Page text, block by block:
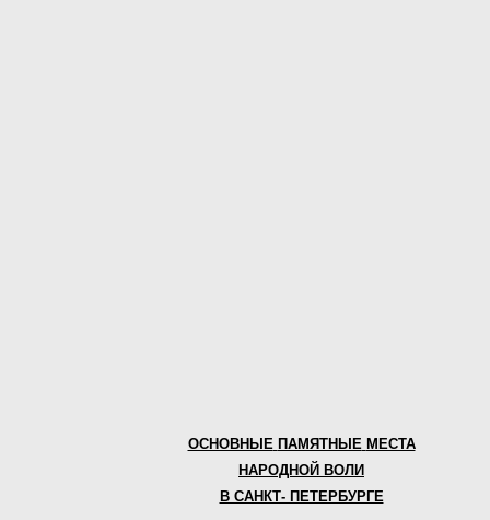
ОСНОВНЫЕ ПАМЯТНЫЕ МЕСТА
НАРОДНОЙ ВОЛИ
В САНКТ- ПЕТЕРБУРГЕ